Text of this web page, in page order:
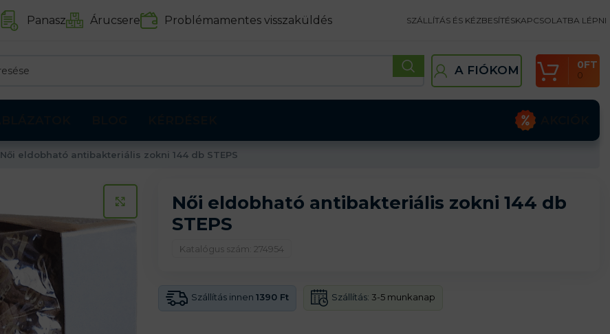
Panasz Árucsere Problémamentes visszaküldés SZÁLLÍTÁS ÉS KÉZBESÍTÉSKAPCSOLATBA LÉPNI
A FIÓKOM 0
0FT
Női eldobható antibakteriális zokni 144 db STEPS
KATTINTS A KINAGYÍTÁSHOZ
Női eldobható antibakteriális zokni 144 db
STEPS
Katalógus szám: 274954
Szállítás innen 1390 Ft Szállítás: 3-5 munkanap